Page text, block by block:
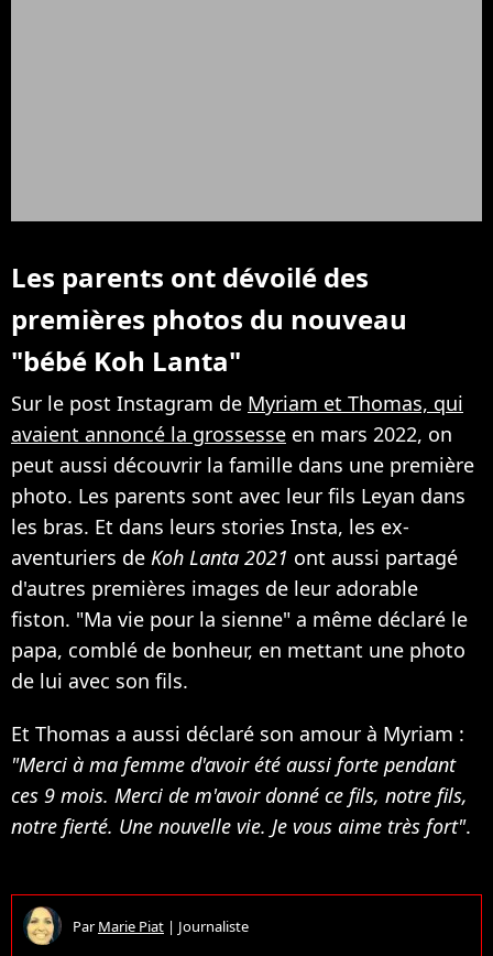
Les parents ont dévoilé des
premières photos du nouveau
"bébé Koh Lanta"
Sur le post Instagram de Myriam et Thomas, qui
avaient annoncé la grossesse en mars 2022, on
peut aussi découvrir la famille dans une première
photo. Les parents sont avec leur fils Leyan dans
les bras. Et dans leurs stories Insta, les ex-
aventuriers de Koh Lanta 2021 ont aussi partagé
d'autres premières images de leur adorable
fiston. "Ma vie pour la sienne" a même déclaré le
papa, comblé de bonheur, en mettant une photo
de lui avec son fils.
Et Thomas a aussi déclaré son amour à Myriam :
"Merci à ma femme d'avoir été aussi forte pendant
ces 9 mois. Merci de m'avoir donné ce fils, notre fils,
notre fierté. Une nouvelle vie. Je vous aime très fort".
ParMarie Piat | Journaliste